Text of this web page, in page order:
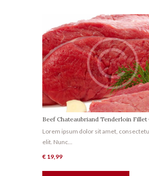
Beef Chateaubriand Tenderloin Fillet
Lorem ipsum dolor sit amet,
elit. Nunc...
€ 19,99